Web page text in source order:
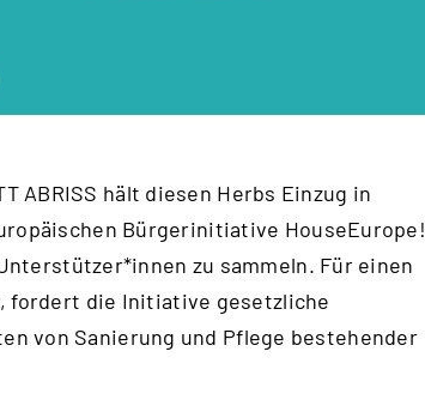
ABRISS hält diesen Herbs Einzug in
Bürgerinitiative HouseEurope!
zu sammeln. Für einen
fordert die Initiative gesetzliche
von Sanierung und Pflege bestehender